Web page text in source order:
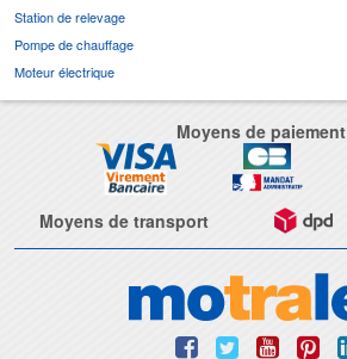
Station de relevage
Pompe de chauffage
Moteur électrique
Moyens de paiement
Moyens de transport